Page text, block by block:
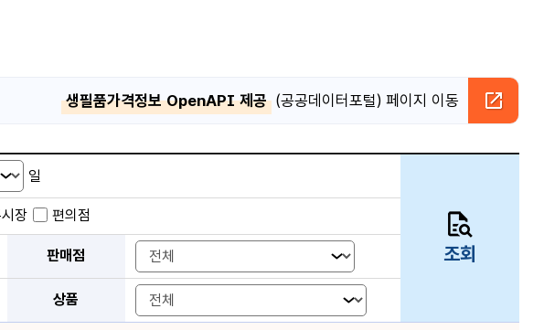
생필품가격정보 OpenAPI 제공 (공공데이터포털) 페이지 이동
일
장 편의점
판매점
상품
조회